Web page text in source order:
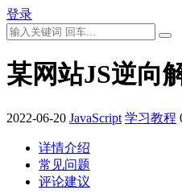
登录
某网站JS逆向
2022-06-20 JavaScript 学习教程
详情介绍
常见问题
评论建议